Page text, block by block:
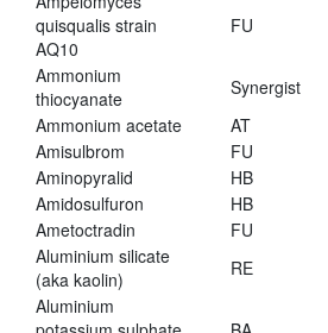
quisqualis strain
AQ10
FU
Ammonium
thiocyanate
Synergist
Ammonium acetate
AT
Amisulbrom
FU
Aminopyralid
HB
Amidosulfuron
HB
Ametoctradin
FU
Aluminium silicate
(aka kaolin)
RE
Aluminium